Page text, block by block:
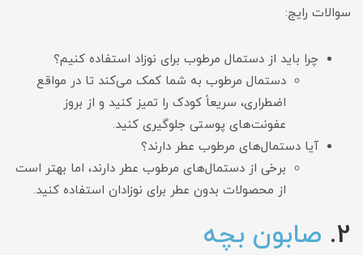
سوالات رایج:
چرا باید از دستمال مرطوب برای نوزاد استفاده کنیم؟
دستمال مرطوب به شما کمک می‌کند تا در مواقع
اضطراری، سریعاً کودک را تمیز کنید و از بروز
عفونت‌های پوستی جلوگیری کنید.
آیا دستمال‌های مرطوب عطر دارند؟
برخی از دستمال‌های مرطوب عطر دارند، اما بهتر است
از محصولات بدون عطر برای نوزادان استفاده کنید.
2. صابون بچه